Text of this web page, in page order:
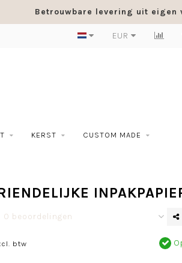
Betrouwbare levering uit eigen
EUR
KERST CUSTOM MADE
0 beoordelingen
btw